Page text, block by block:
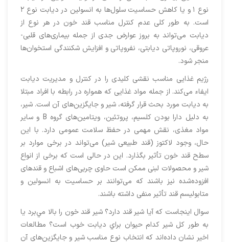
نوع ۱ و یا کاهش حساسیت سلول‌ها به انسولین در دیابت نوع ۲
است. به طور کلی عدم کنترل مناسب قند خون در هر نوع از
دیابت می‌تواند به بروز عوارض جدی از جمله بیماری‌های قلبی-
عروقی، نوروپاتی دیابتی، نفروپاتی و افزایش شکنندگی استخوان‌ها
منجر شود.
رژیم غذایی مناسب نقشی کلیدی را در کنترل و مدیریت دیابت
ایفاء می‌کند. از جمله مواد غذایی که همواره در رابطه با افراد مبتلا
به دیابت مورد بحث قرار گرفته، شیر و جایگزین‌های آن است. شیر،
به دلیل دارا بودن کلسیم، پروتئین، ویتامین‌های گروه B و سایر
مواد مغذی، نقش مهمی در حفظ سلامت عمومی دارد. با این
حال، وجود لاکتوز (قند طبیعی شیر) می‌تواند در برخی موارد بر
سطح قند خون تأثیر بگذارد. این در حالی است که برخی از انواع
شیر و محصولات لبنی ممکن است حاوی چربی‌های اشباع و قندهای
افزوده‌شده نیز باشند که می‌توانند بر حساسیت به انسولین و
متابولیسم قند تأثیر منفی داشته باشند.
سوال اينجاست كه آيا شير قند دارد؟ شير قند خون را بالا مي‌برد يا
به طور كل شير كدام حيوان براي ديابت خوب است؟ مطالعات
اخیر نشان داده‌اند که انتخاب نوع مناسب شیر و جایگزین‌های آن